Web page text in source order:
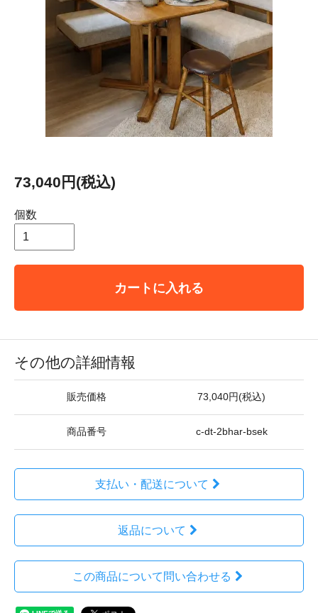
73,040円(税込)
個数
カートに入れる
その他の詳細情報
販売価格 73,040円(税込)
商品番号 c-dt-2bhar-bsek
支払い・配送について
返品について
この商品について問い合わせる